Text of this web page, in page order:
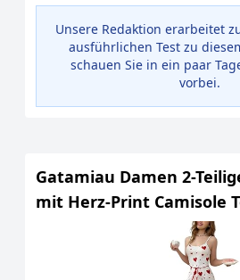
Unsere Redaktion erarbeitet
ausführlichen Test zu
schauen Sie in ein paar
vorbei.
Gatamiau Damen 2-
mit Herz-Print Camisole
Set Sexy Schlafanzug
Ärmellos Sleepwear (DE/